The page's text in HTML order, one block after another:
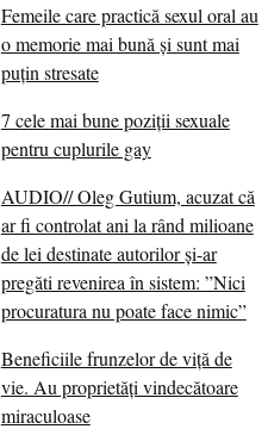
Femeile care practică sexul oral au
o memorie mai bună și sunt mai
puțin stresate
7 cele mai bune poziții sexuale
pentru cuplurile gay
AUDIO// Oleg Gutium, acuzat că
ar fi controlat ani la rând milioane
de lei destinate autorilor și-ar
pregăti revenirea în sistem: ”Nici
procuratura nu poate face nimic”
Beneficiile frunzelor de viță de
vie. Au proprietăţi vindecătoare
miraculoase